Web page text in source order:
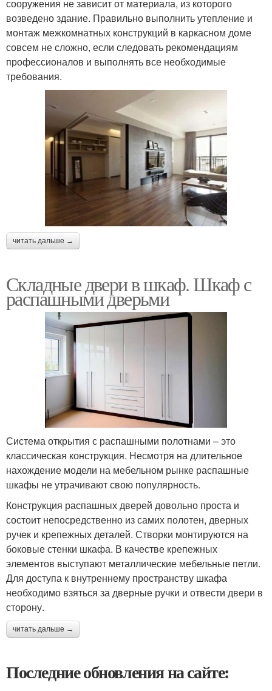
сооружения не зависит от материала, из которого
возведено здание. Правильно выполнить утепление и
монтаж межкомнатных конструкций в каркасном доме
совсем не сложно, если следовать рекомендациям
профессионалов и выполнять все необходимые
требования.
читать дальше →
Складные двери в шкаф. Шкаф с
распашными дверьми
Система открытия с распашными полотнами – это
классическая конструкция. Несмотря на длительное
нахождение модели на мебельном рынке распашные
шкафы не утрачивают свою популярность.
Конструкция распашных дверей довольно проста и
состоит непосредственно из самих полотен, дверных
ручек и крепежных деталей. Створки монтируются на
боковые стенки шкафа. В качестве крепежных
элементов выступают металлические мебельные петли.
Для доступа к внутреннему пространству шкафа
необходимо взяться за дверные ручки и отвести двери в
сторону.
читать дальше →
Последние обновления на сайте: